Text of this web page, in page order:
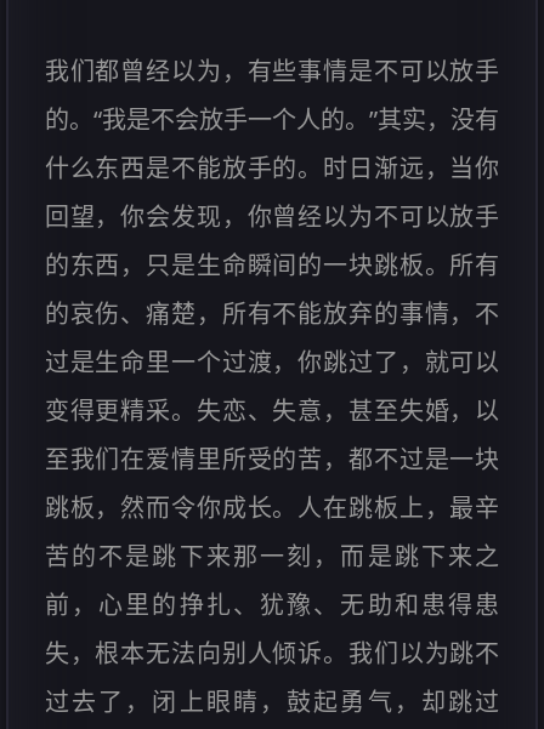
我们都曾经以为，有些事情是不可以放手
的。“我是不会放手一个人的。”其实，没有
什么东西是不能放手的。时日渐远，当你
回望，你会发现，你曾经以为不可以放手
的东西，只是生命瞬间的一块跳板。所有
的哀伤、痛楚，所有不能放弃的事情，不
过是生命里一个过渡，你跳过了，就可以
变得更精采。失恋、失意，甚至失婚，以
至我们在爱情里所受的苦，都不过是一块
跳板，然而令你成长。人在跳板上，最辛
苦的不是跳下来那一刻，而是跳下来之
前，心里的挣扎、犹豫、无助和患得患
失，根本无法向别人倾诉。我们以为跳不
过去了，闭上眼睛，鼓起勇气，却跳过